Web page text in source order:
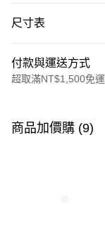
尺寸表
付款與運送方式
超取滿NT$1,500免運
信用卡一次付款
商品加價購 (9)